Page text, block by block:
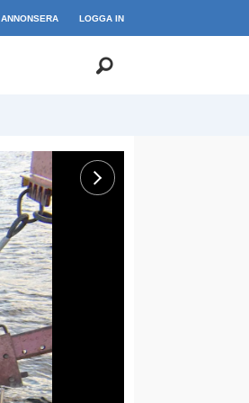
ANNONSERA LOGGA IN